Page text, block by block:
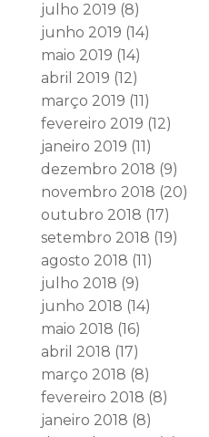
julho 2019 (8)
junho 2019 (14)
maio 2019 (14)
abril 2019 (12)
março 2019 (11)
fevereiro 2019 (12)
janeiro 2019 (11)
dezembro 2018 (9)
novembro 2018 (20)
outubro 2018 (17)
setembro 2018 (19)
agosto 2018 (11)
julho 2018 (9)
junho 2018 (14)
maio 2018 (16)
abril 2018 (17)
março 2018 (8)
fevereiro 2018 (8)
janeiro 2018 (8)